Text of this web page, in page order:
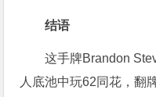
结语
这手牌Brandon
人底池中玩62同花，翻